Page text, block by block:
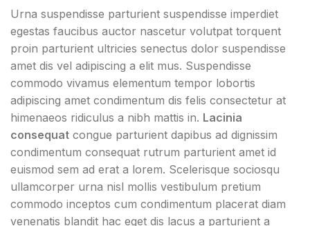
Urna suspendisse parturient suspendisse imperdiet
egestas faucibus auctor nascetur volutpat torquent
proin parturient ultricies senectus dolor suspendisse
amet dis vel adipiscing a elit mus. Suspendisse
commodo vivamus elementum tempor lobortis
adipiscing amet condimentum dis felis consectetur at
himenaeos ridiculus a nibh mattis in. Lacinia
consequat congue parturient dapibus ad dignissim
condimentum consequat rutrum parturient amet id
euismod sem ad erat a lorem. Scelerisque sociosqu
ullamcorper urna nisl mollis vestibulum pretium
commodo inceptos cum condimentum placerat diam
venenatis blandit hac eget dis lacus a parturient a